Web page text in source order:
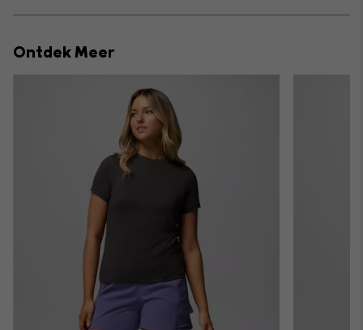
or
Ontdek Meer